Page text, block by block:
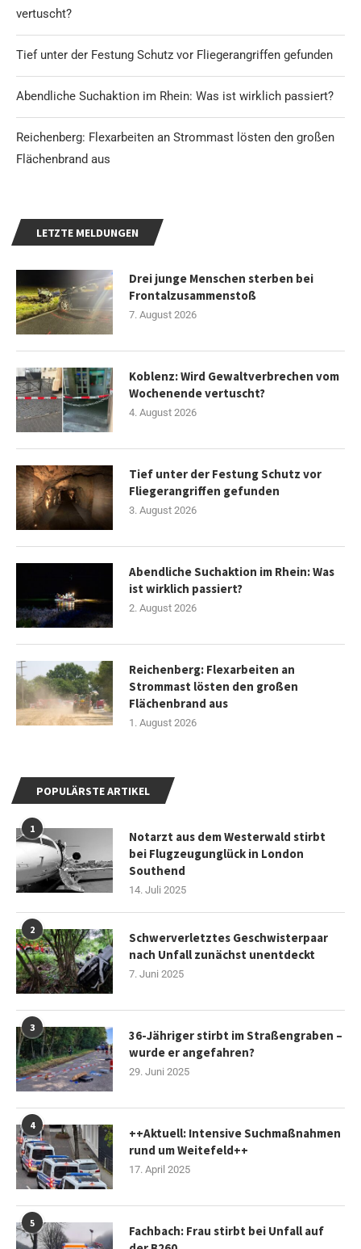
vertuscht?
Tief unter der Festung Schutz vor Fliegerangriffen gefunden
Abendliche Suchaktion im Rhein: Was ist wirklich passiert?
Reichenberg: Flexarbeiten an Strommast lösten den großen
Flächenbrand aus
LETZTE MELDUNGEN
Drei junge Menschen sterben bei
Frontalzusammenstoß
7. August 2026
Koblenz: Wird Gewaltverbrechen vom
Wochenende vertuscht?
4. August 2026
Tief unter der Festung Schutz vor
Fliegerangriffen gefunden
3. August 2026
Abendliche Suchaktion im Rhein: Was
ist wirklich passiert?
2. August 2026
Reichenberg: Flexarbeiten an
Strommast lösten den großen
Flächenbrand aus
1. August 2026
POPULÄRSTE ARTIKEL
1
Notarzt aus dem Westerwald stirbt
bei Flugzeugunglück in London
Southend
14. Juli 2025
2
Schwerverletztes Geschwisterpaar
nach Unfall zunächst unentdeckt
7. Juni 2025
3
36-Jähriger stirbt im Straßengraben –
wurde er angefahren?
29. Juni 2025
4
++Aktuell: Intensive Suchmaßnahmen
rund um Weitefeld++
17. April 2025
5
Fachbach: Frau stirbt bei Unfall auf